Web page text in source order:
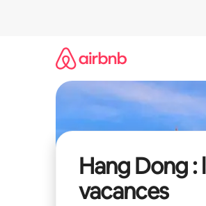
Hang Dong
vacances